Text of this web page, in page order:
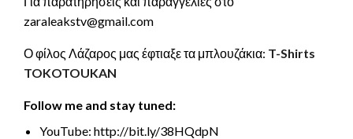
zaraleakstv@gmail.com
Ο φίλος Λάζαρος μας έφτιαξε τα μπλουζάκια: T-Shirts
TOKOTOUKAN
Follow me and stay tuned:
YouTube: http://bit.ly/38HQdpN